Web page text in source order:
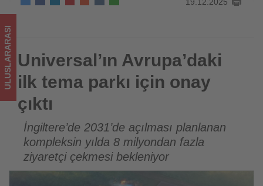
-
Tourexpi,
sizler
için
turizmde
olup
bitenleri
takip
Universal’ın Avrupa’daki ilk tema parkı için onay çıktı
ULUSLARARASI Universal’ın Avrupa’daki
ilk tema parkı için onay
çıktı
İngiltere’de 2031’de açılması planlanan
kompleksin yılda 8 milyondan fazla
ziyaretçi çekmesi bekleniyor